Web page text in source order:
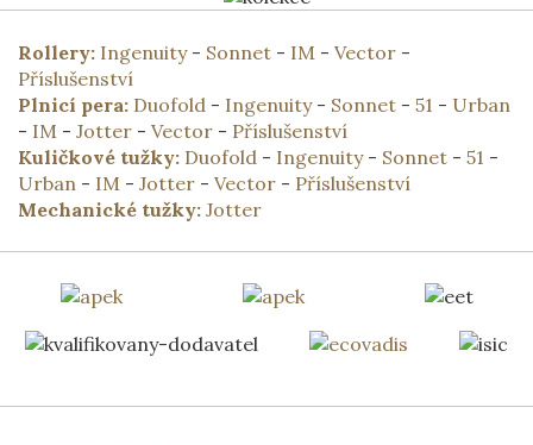
Rollery: Ingenuity- Sonnet - IM - Vector -
Příslušenství
Plnicí pera: Duofold - Ingenuity- Sonnet - 51 - Urban
- IM - Jotter - Vector - Příslušenství
Kuličkové tužky: Duofold - Ingenuity- Sonnet - 51 -
Urban - IM - Jotter - Vector - Příslušenství
Mechanické tužky: Jotter